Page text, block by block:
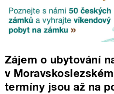
Zájem o ubytování
v
termíny jsou až na